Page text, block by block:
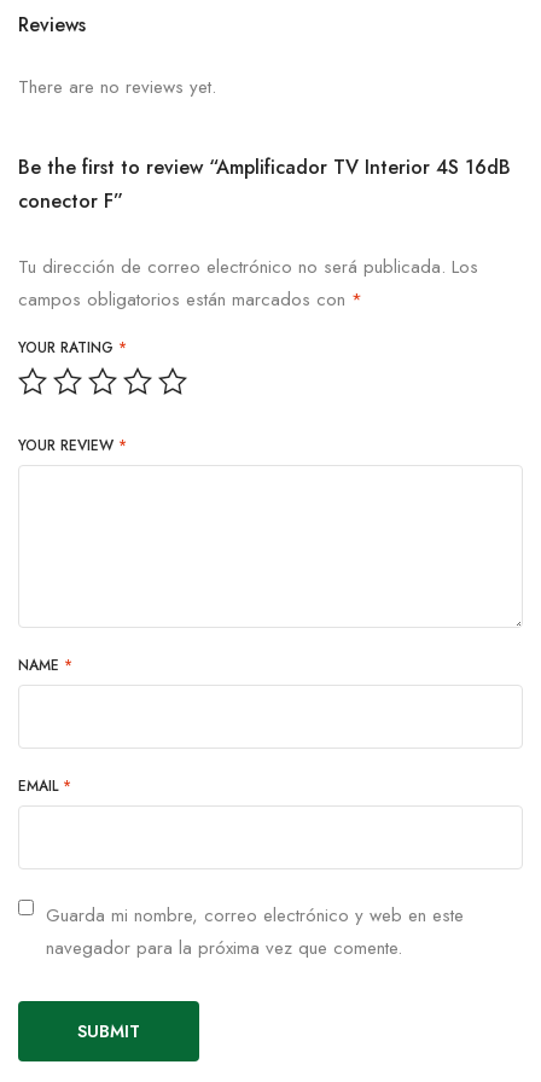
Reviews
There are no reviews yet.
Be the first to review “Amplificador TV Interior 4S 16dB
conector F”
Tu dirección de correo electrónico no será publicada. Los
campos obligatorios están marcados con *
YOUR RATING *
YOUR REVIEW *
NAME *
EMAIL *
Guarda mi nombre, correo electrónico y web en este
navegador para la próxima vez que comente.